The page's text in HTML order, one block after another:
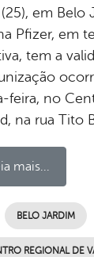
em Belo
Pfizer, em
tem a
feira, no
na rua Tito
mais...
BELO JARDIM
REGIONAL DE